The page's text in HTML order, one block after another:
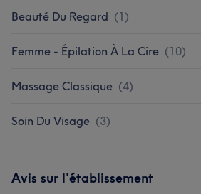
Beauté Du Regard (1)
Femme - Épilation À La Cire (10)
Massage Classique (4)
Soin Du Visage (3)
Avis sur l'établissement